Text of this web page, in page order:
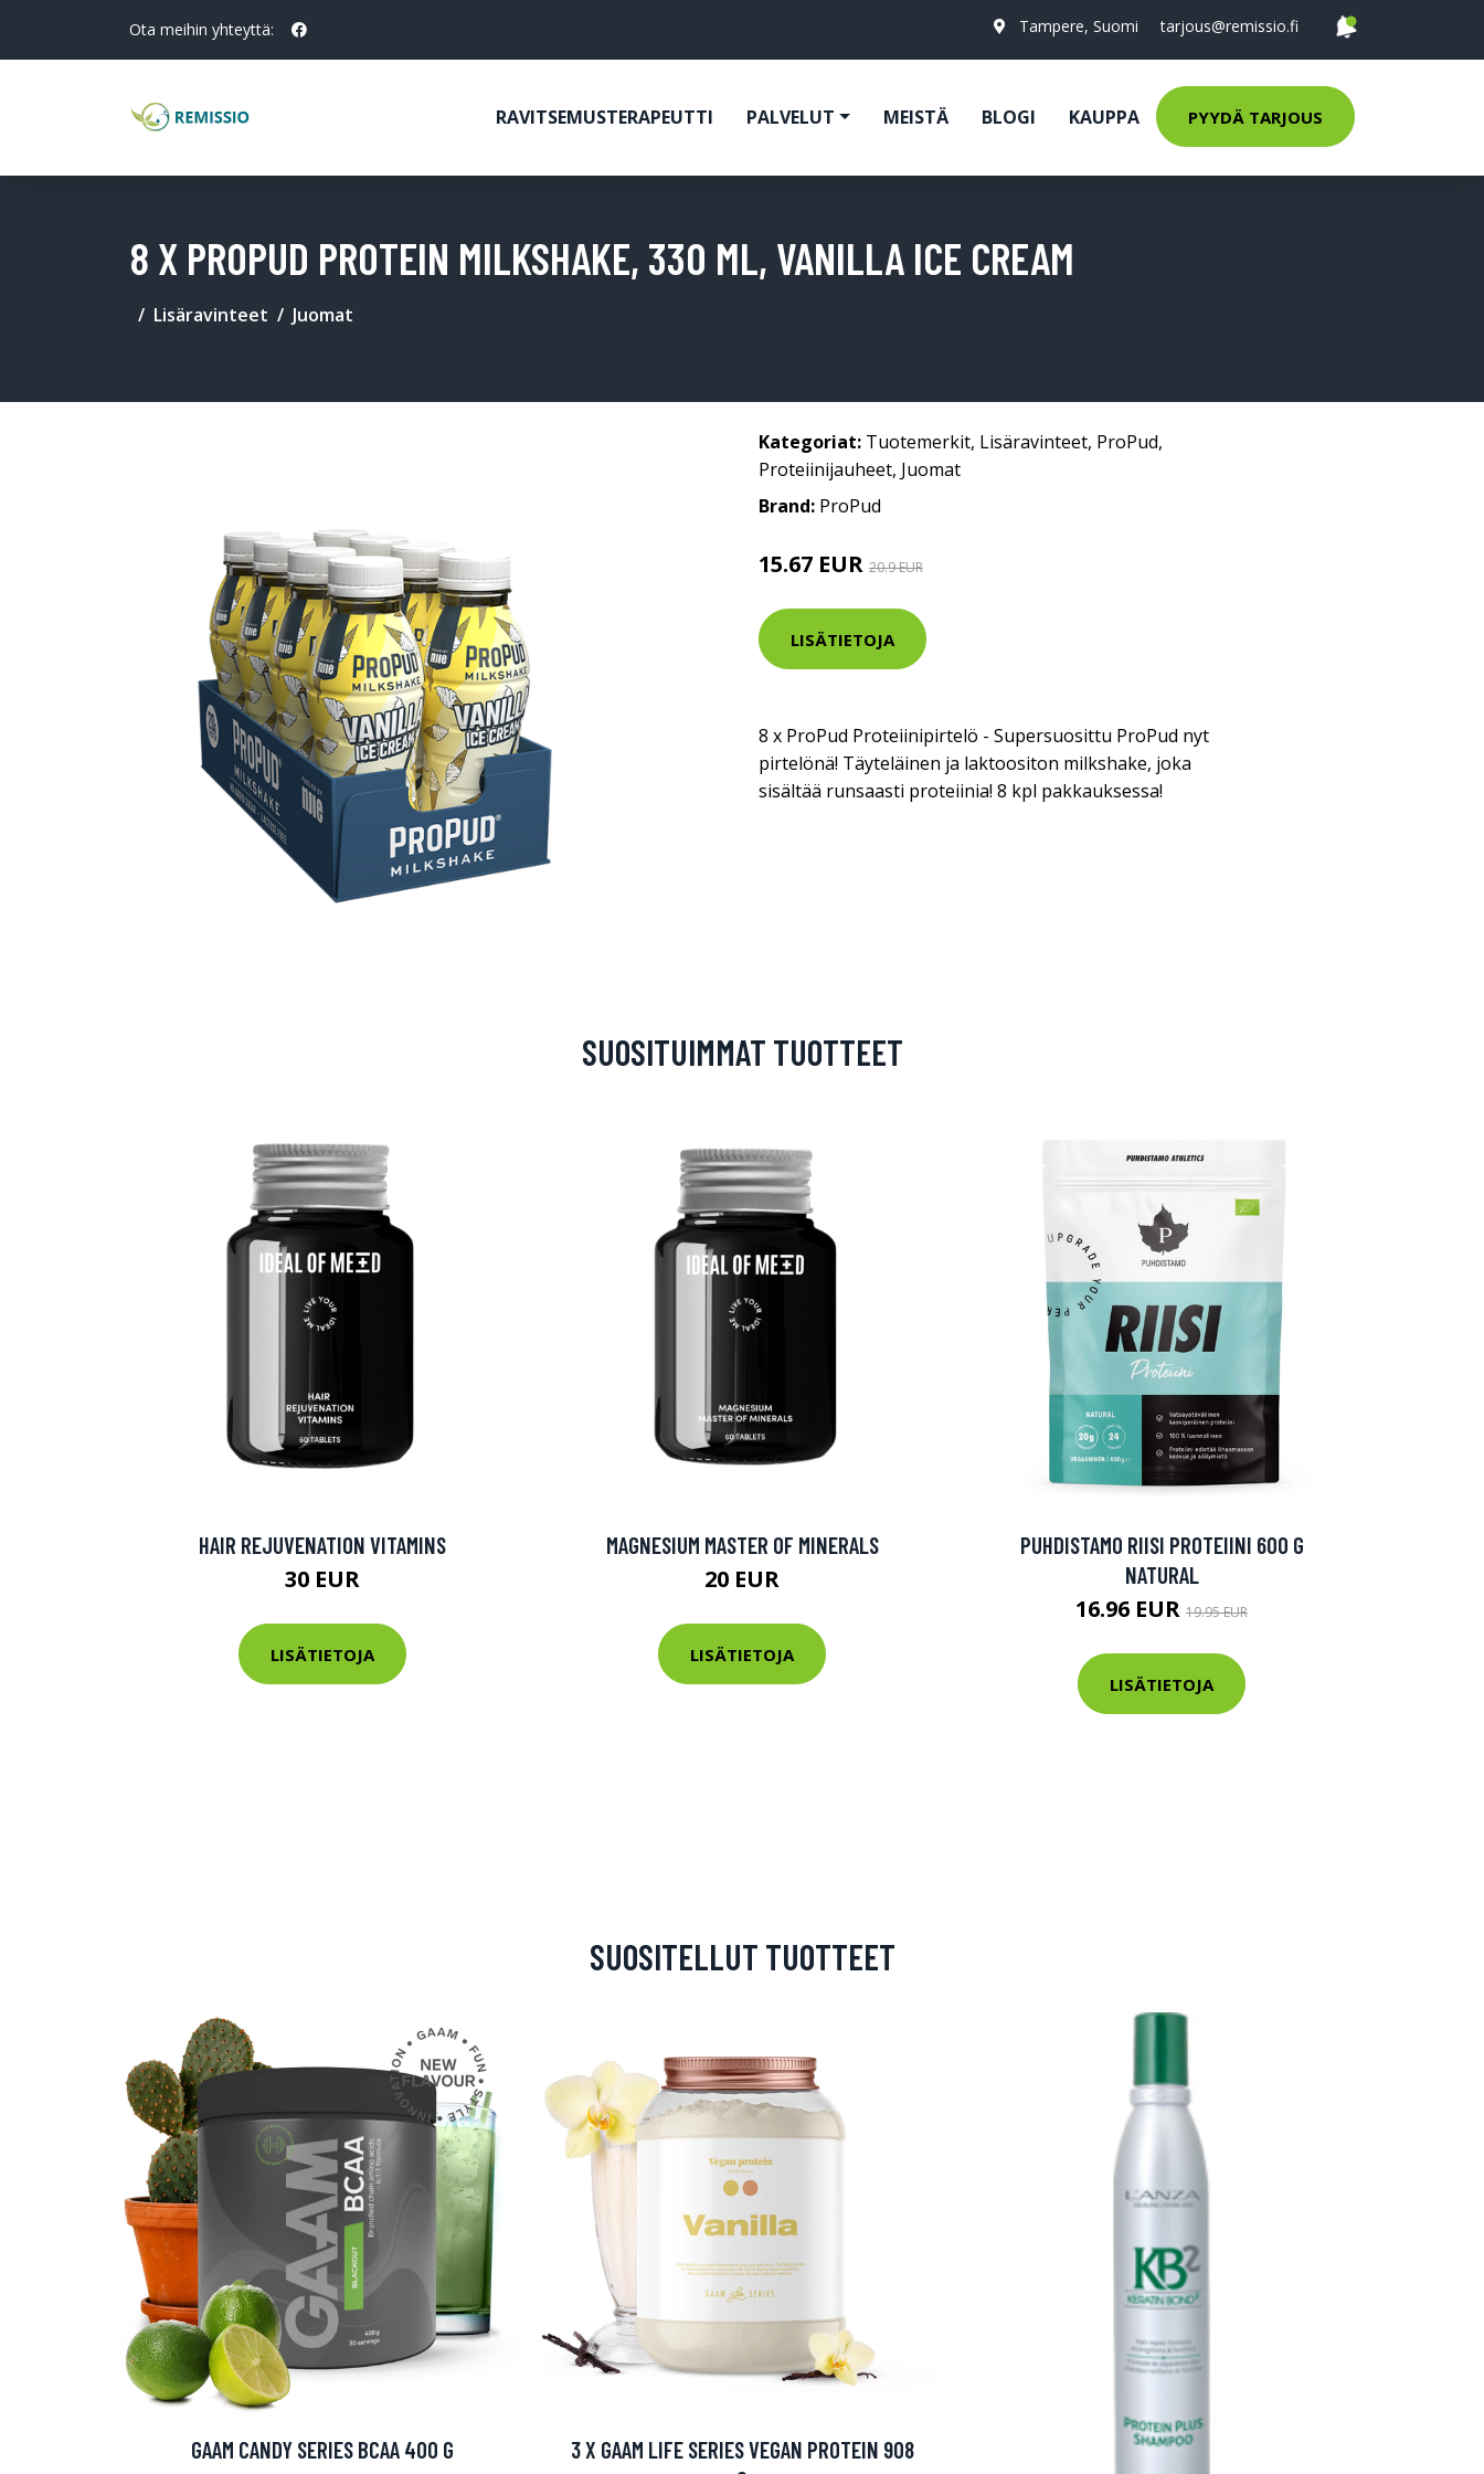
Ota meihin yhteyttä: Tampere, Suomi tarjous@remissio.fi
RAVITSEMUSTERAPEUTTI PALVELUT MEISTÄ BLOGI KAUPPA PYYDÄ TARJOUS
8 X PROPUD PROTEIN MILKSHAKE, 330 ML, VANILLA ICE CREAM
Lisäravinteet Juomat
Kategoriat: Tuotemerkit, Lisäravinteet, ProPud,
Proteiinijauheet, Juomat
Brand: ProPud
15.67 EUR 20.9 EUR
LISÄTIETOJA
8 x ProPud Proteiinipirtelö - Supersuosittu ProPud nyt
pirtelönä! Täyteläinen ja laktoositon milkshake, joka
sisältää runsaasti proteiinia! 8 kpl pakkauksessa!
SUOSITUIMMAT TUOTTEET
HAIR REJUVENATION VITAMINS
30 EUR
LISÄTIETOJA
MAGNESIUM MASTER OF MINERALS
20 EUR
LISÄTIETOJA
PUHDISTAMO RIISI PROTEIINI 600 G
NATURAL
16.96 EUR 19.95 EUR
LISÄTIETOJA
SUOSITELLUT TUOTTEET
GAAM CANDY SERIES BCAA 400 G
3 X GAAM LIFE SERIES VEGAN PROTEIN 908
Erikoistarjous
IdealofMeD Kauppa